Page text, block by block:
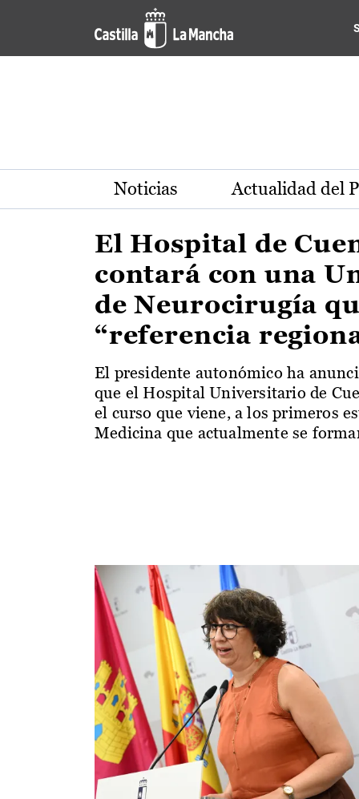
Pasar al contenido principal
Actualidad de la región de
Noticias Actualidad del
El Hospital de
contará con una
de Neurocirugía
“referencia
El presidente autonómico ha
que el Hospital Universitario de
el curso que viene, a los primeros
Medicina que actualmente se